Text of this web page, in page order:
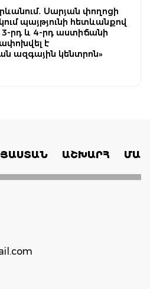
Սարյան փողոցի
պայթյունի հետևանքով
րդ և 4-րդ աստիճանի
է
ազգային կենտրոն»
ԱՇԽԱՐՀ